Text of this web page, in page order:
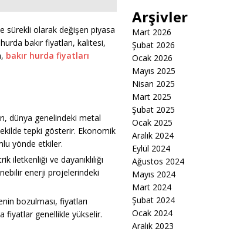
sürekli olarak değişen piyasa
bakır fiyatları, kalitesi,
bakır hurda fiyatları
dünya genelindeki metal
tepki gösterir. Ekonomik
yönde etkiler.
iletkenliği ve dayanıklılığı
enerji projelerindeki
bozulması, fiyatları
fiyatlar genellikle yükselir.
Arşivler
Mart 2026
Şubat 2026
Ocak 2026
Mayıs 2025
Nisan 2025
Mart 2025
Şubat 2025
Ocak 2025
Aralık 2024
Eylül 2024
Ağustos 2024
Mayıs 2024
Mart 2024
Şubat 2024
Ocak 2024
Aralık 2023